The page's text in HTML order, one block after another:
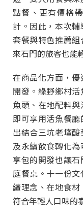
點餐、更有價格
計。因此，本次
套餐與特色推薦
來石門的旅客也能
在商品化方面，
開發。綠野鄉村
魚頭、在地配料
即可享用活魚餐
出結合三坑老壇
及永續飲食轉化
享包的開發也讓
庭餐桌。十一份
續理念、在地食
符合年輕人口味的